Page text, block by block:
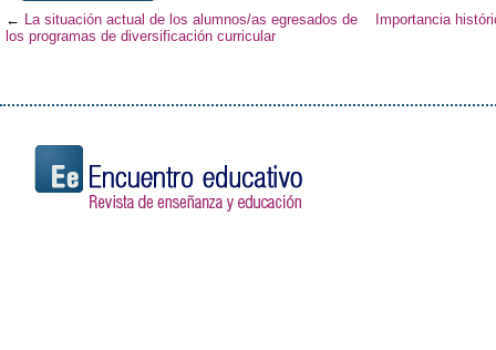
← La situación actual de los alumnos/as egresados de
los programas de diversificación curricular
Importancia